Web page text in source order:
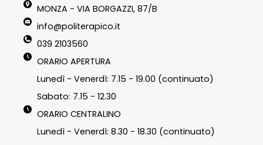
MONZA - VIA BORGAZZI, 87/B
info@politerapico.it
039 2103560
ORARIO APERTURA
Lunedì - Venerdì: 7.15 - 19.00 (continuato)
Sabato: 7.15 - 12.30
ORARIO CENTRALINO
Lunedì - Venerdì: 8.30 - 18.30 (continuato)